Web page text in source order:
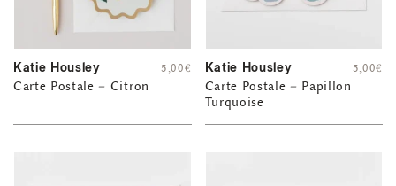
Katie Housley
Carte Postale – Citron
5,00€ Katie Housley
Carte Postale – Papillon
Turquoise
5,00€